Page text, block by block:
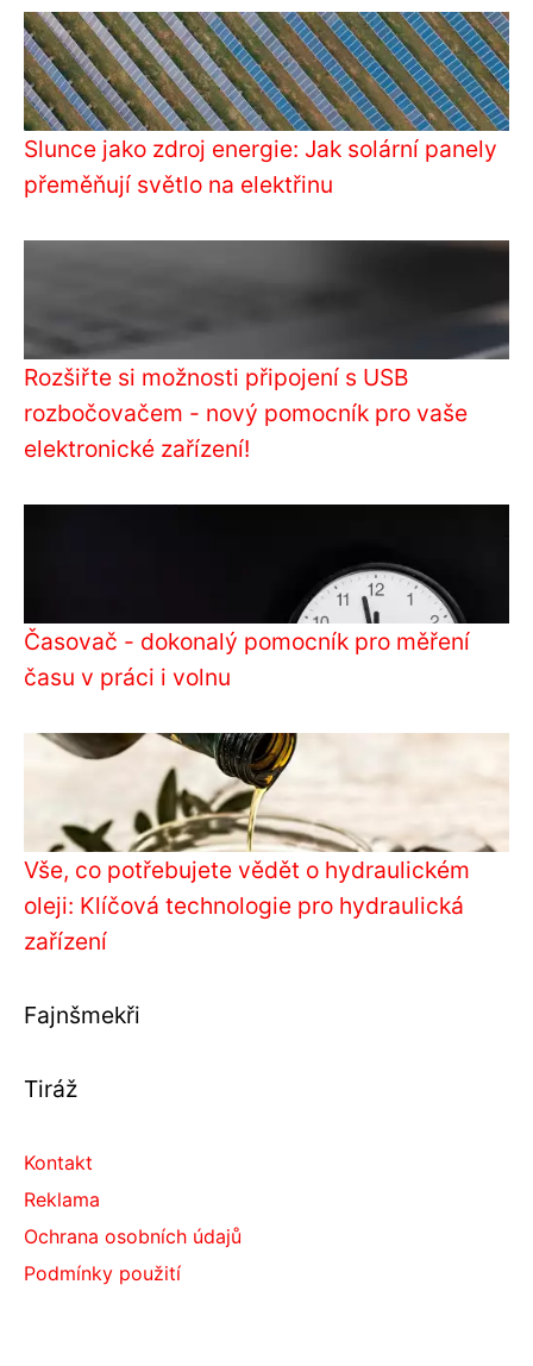
Slunce jako zdroj energie: Jak solární panely
přeměňují světlo na elektřinu
Rozšiřte si možnosti připojení s USB
rozbočovačem - nový pomocník pro vaše
elektronické zařízení!
Časovač - dokonalý pomocník pro měření
času v práci i volnu
Vše, co potřebujete vědět o hydraulickém
oleji: Klíčová technologie pro hydraulická
zařízení
Fajnšmekři
Tiráž
Kontakt
Reklama
Ochrana osobních údajů
Podmínky použití